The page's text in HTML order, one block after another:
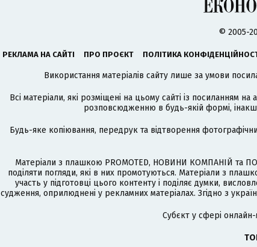
© 2005-
РЕКЛАМА НА САЙТІ ПРО ПРОЄКТ ПОЛІТИКА
Використання матеріалів сайту лише за умови
Всі матеріали, які розміщені на цьому сайті із посиланням на
розповсюдженню в будь-якій формі,
Будь-яке копіювання, передрук та відтворення
Матеріали з плашкою PROMOTED, НОВИНИ КОМПАНІЙ та
поділяти погляди, які в них промотуються. Матеріали з
участь у підготовці цього контенту і поділяє думки,
судження, оприлюднені у рекламних матеріалах. Згідно з
Cубєкт у сфері